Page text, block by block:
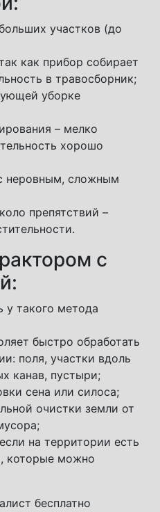
участков (до
как прибор собирает
в травосборник;
уборке
– мелко
хорошо
неровным, сложным
препятствий –
с
у такого метода
быстро обработать
поля, участки вдоль
канав, пустыри;
сена или силоса;
очистки земли от
на территории есть
которые можно
бесплатно